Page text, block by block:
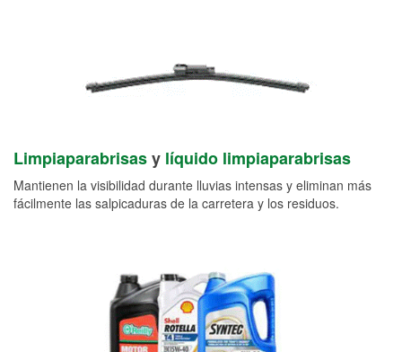
Limpiaparabrisasy líquido limpiaparabrisas
Mantienen la visibilidad durante lluvias intensas y eliminan más
fácilmente las salpicaduras de la carretera y los residuos.